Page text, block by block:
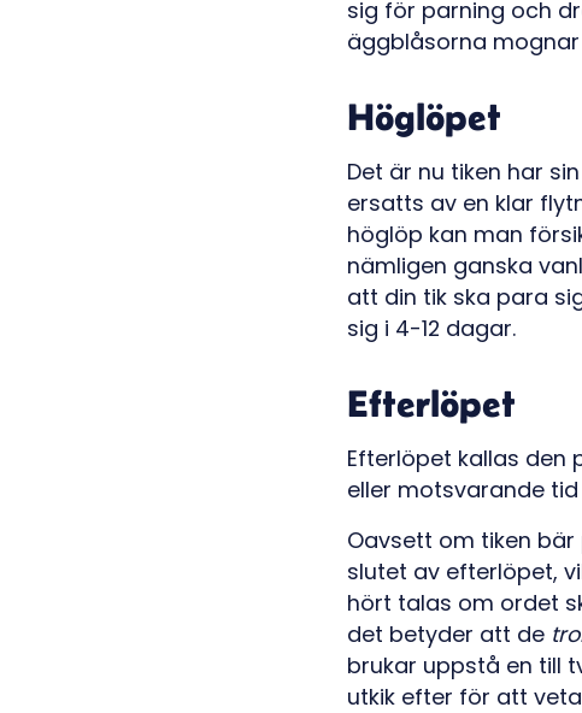
sig för parning och
äggblåsorna mognar
Höglöpet
Det är nu tiken har
ersatts av en klar
höglöp kan man
nämligen ganska
att din tik ska para
sig i 4-12 dagar.
Efterlöpet
Efterlöpet kallas den
eller motsvarande
Oavsett om tiken
slutet av efterlöpet,
hört talas om ordet
det betyder att de
brukar uppstå en till
utkik efter för att